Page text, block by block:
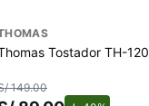
Tostador TH-120
149.00